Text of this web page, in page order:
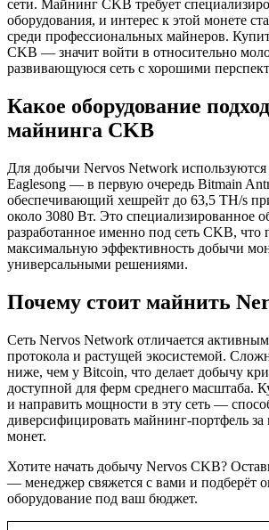
сети. Майнинг CKB требует
оборудования, и интерес к этой монете
среди профессиональных майнеров.
CKB — значит войти в относительно
развивающуюся сеть с хорошими
Какое оборудование
майнинга CKB
Для добычи Nervos Network используются
Eaglesong — в первую очередь Bitmain
обеспечивающий хешрейт до 63,5 TH/s
около 3080 Вт. Это специализированное
разработанное именно под сеть CKB, что
максимальную эффективность добычи
универсальными решениями.
Почему стоит майнить
Сеть Nervos Network отличается
протокола и растущей экосистемой.
ниже, чем у Bitcoin, что делает добычу
доступной для ферм среднего масштаба.
и направить мощности в эту сеть —
диверсифицировать майнинг-портфель
монет.
Хотите начать добычу Nervos CKB?
— менеджер свяжется с вами и подберёт
оборудование под ваш бюджет.